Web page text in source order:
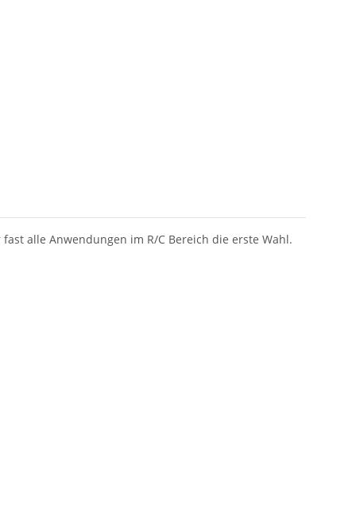
alle Anwendungen im R/C Bereich die erste Wahl.